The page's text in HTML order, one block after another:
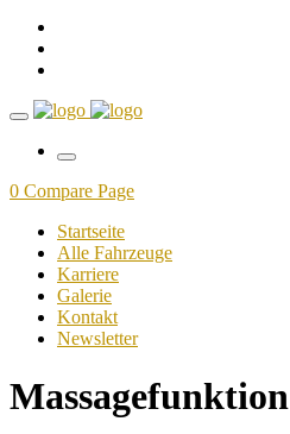
0 Compare Page
Startseite
Alle Fahrzeuge
Karriere
Galerie
Kontakt
Newsletter
Massagefunktion